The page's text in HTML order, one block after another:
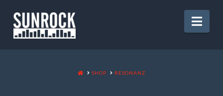
HOME
SHOP RESONANZ